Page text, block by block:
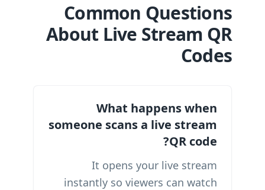
Common Questions
About Live Stream QR
Codes
What happens when
someone scans a live stream
QR code?
It opens your live stream
instantly so viewers can watch